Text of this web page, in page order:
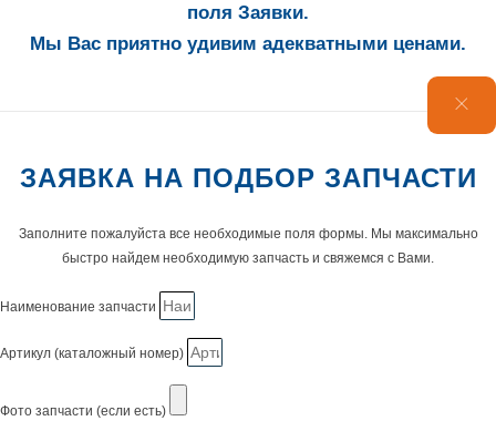
поля Заявки.
Мы Вас приятно удивим адекватными ценами.
ЗАЯВКА НА ПОДБОР ЗАПЧАСТИ
Заполните пожалуйста все необходимые поля формы. Мы максимально
быстро найдем необходимую запчасть и свяжемся с Вами.
Наименование запчасти
Артикул (каталожный номер)
Фото запчасти (если есть)